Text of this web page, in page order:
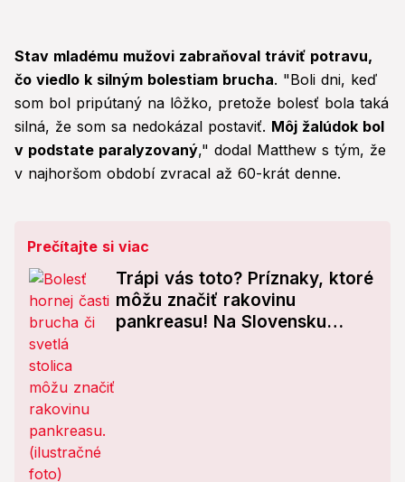
Stav mladému mužovi zabraňoval tráviť potravu,
čo viedlo k silným bolestiam brucha. "Boli dni, keď
som bol pripútaný na lôžko, pretože bolesť bola taká
silná, že som sa nedokázal postaviť. Môj žalúdok bol
v podstate paralyzovaný," dodal Matthew s tým, že
v najhoršom období zvracal až 60-krát denne.
Prečítajte si viac
Trápi vás toto? Príznaky, ktoré
môžu značiť rakovinu
pankreasu! Na Slovensku